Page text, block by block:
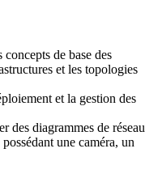
de base des
et les topologies
et la gestion des
des diagrammes de
une caméra, un